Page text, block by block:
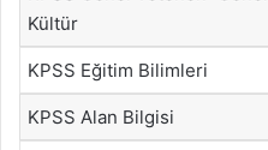
Kültür
KPSS Eğitim Bilimleri
KPSS Alan Bilgisi